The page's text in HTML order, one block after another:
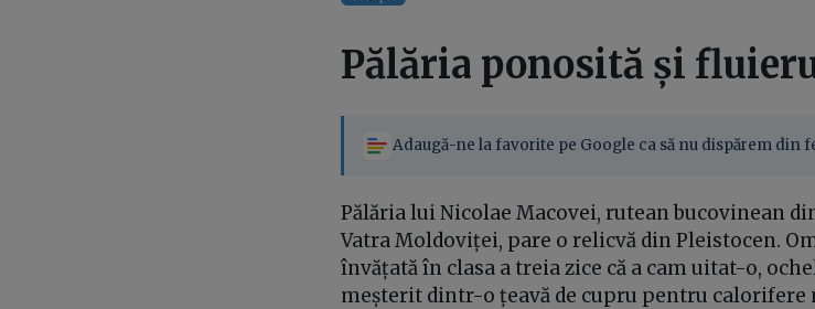
Pălăria ponosită și
Adaugă-ne la favorite pe Google ca să nu dispărem din
Pălăria lui Nicolae Macovei, rutean bucovinean
Vatra Moldoviței, pare o relicvă din Pleistocen.
învățată în clasa a treia zice că a cam uitat-o,
meșterit dintr-o țeavă de cupru pentru calorifere